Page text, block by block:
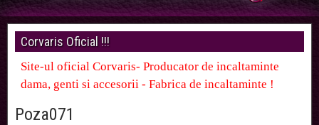
Corvaris Oficial !!!
Site-ul oficial Corvaris- Producator de incaltaminte
dama, genti si accesorii - Fabrica de incaltaminte !
Poza071